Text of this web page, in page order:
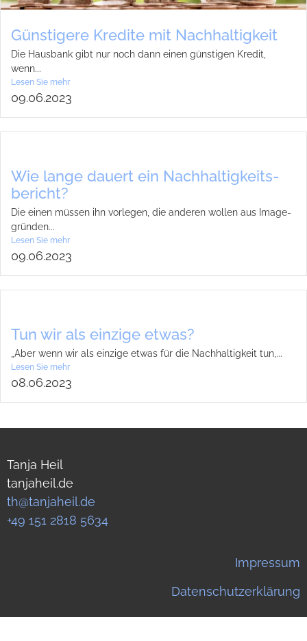
Güns­ti­gere Kre­dite mit Nach­hal­tig­keit
Die Haus­bank gibt nur noch dann einen güns­ti­gen Kre­dit,
wenn...
Lesen Sie mehr
09.06.2023
Wie lange dau­ert ein Nach­hal­tig­keits­
be­richt?
Die einen müs­sen ihn vor­le­gen, die ande­ren wol­len aus Image­
grün­den...
Lesen Sie mehr
09.06.2023
Tun wir als ein­zige etwas?
„Aber wenn wir als ein­zige etwas für die Nach­hal­tig­keit tun,...
Lesen Sie mehr
08.06.2023
Tanja Heil
tanjaheil.de
th@tanjaheil.de
+49 151 2818 5634
Impressum
Datenschutzerklärung